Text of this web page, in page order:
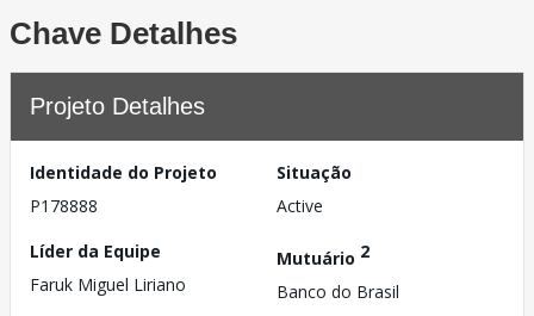
Chave Detalhes
Projeto Detalhes
Identidade do Projeto
P178888
Situação
Active
Líder da Equipe
Faruk Miguel Liriano
Mutuário 2
Banco do Brasil